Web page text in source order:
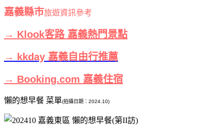
嘉義縣市旅遊資訊參考
→ Klook客路 嘉義熱門景點
→ kkday 嘉義自由行推薦
→ Booking.com 嘉義住宿
懶的想早餐 菜單(拍攝日期：2024.10)